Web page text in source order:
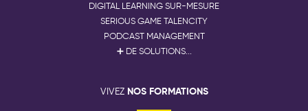
DIGITAL LEARNING SUR-MESURE
SERIOUS GAME TALENCITY
PODCAST MANAGEMENT
➕ DE SOLUTIONS...
VIVEZ NOS FORMATIONS